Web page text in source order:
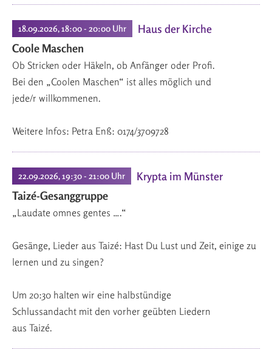
18.09.2026, 18:00 - 20:00 Uhr
Haus der Kirche
Coole Maschen
Ob Stricken oder Häkeln, ob Anfänger oder Profi.
Bei den „Coolen Maschen“ ist alles möglich und
jede/r willkommenen.
Weitere Infos: Petra Enß: 0174/3709728
22.09.2026, 19:30 - 21:00 Uhr
Krypta im Münster
Taizé-Gesanggruppe
„Laudate omnes gentes ….“
Gesänge, Lieder aus Taizé: Hast Du Lust und Zeit, einige zu
lernen und zu singen?
Um 20:30 halten wir eine halbstündige
Schlussandacht mit den vorher geübten Liedern
aus Taizé.